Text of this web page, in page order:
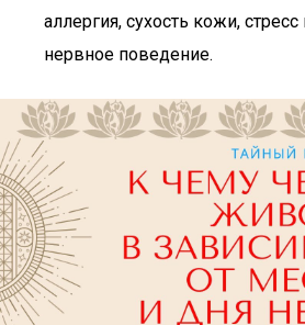
аллергия, сухость кожи,
нервное поведение.